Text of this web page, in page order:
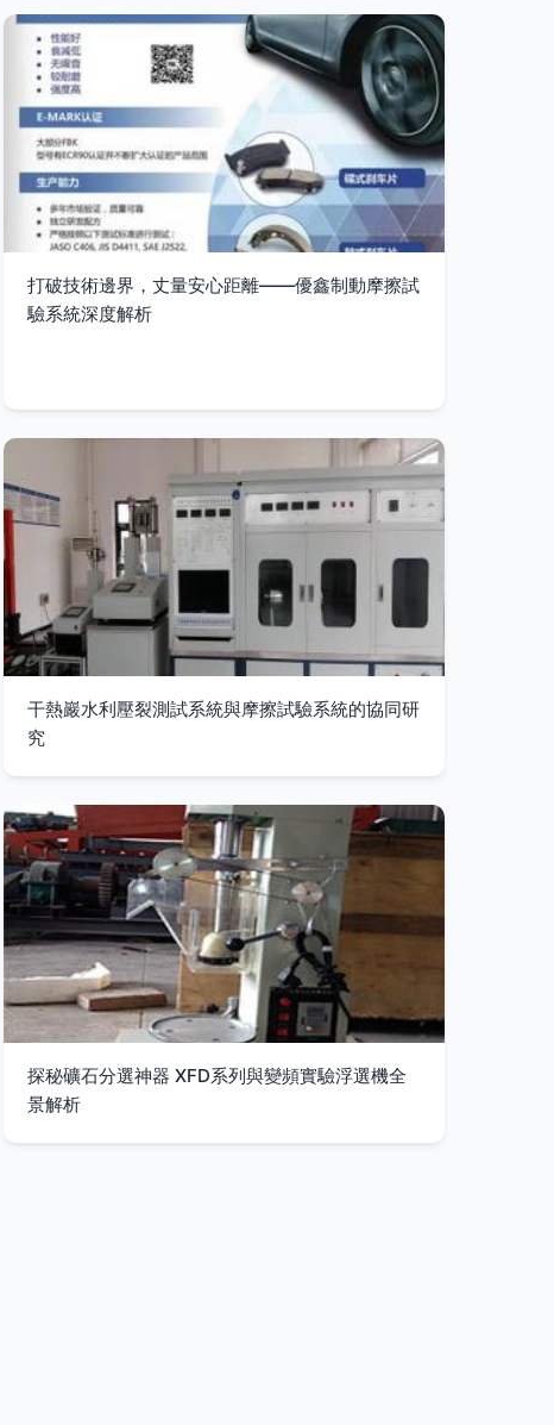
打破技術邊界，丈量安心距離——優鑫制動摩擦試
驗系統深度解析
干熱巖水利壓裂測試系統與摩擦試驗系統的協同研
究
探秘礦石分選神器 XFD系列與變頻實驗浮選機全
景解析